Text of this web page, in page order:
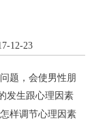
12-23
题，会使男性朋
发生跟心理因素
样调节心理因素